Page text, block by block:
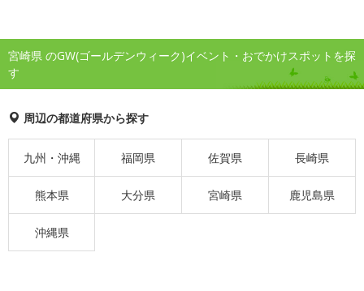
宮崎県 のGW(ゴールデンウィーク)イベント・おでかけスポットを探
す
周辺の都道府県から探す
九州・沖縄 福岡県 佐賀県 長崎県
熊本県 大分県 宮崎県 鹿児島県
沖縄県